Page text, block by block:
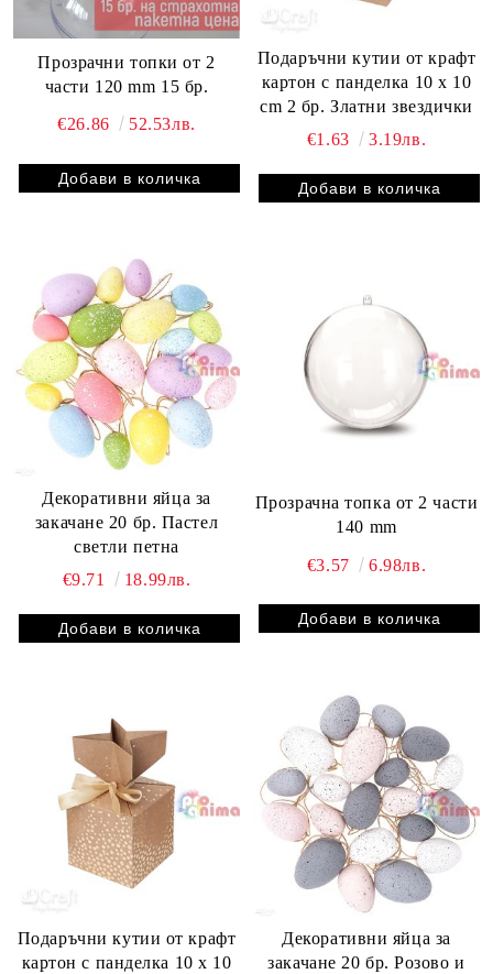
Прозрачни топки от 2
части 120 mm 15 бр.
€26.86 52.53лв.
Подаръчни кутии от крафт
картон с панделка 10 x 10
cm 2 бр. Златни звездички
€1.63
3.19лв.
Декоративни яйца за
закачане 20 бр. Пастел
светли петна
€9.71
18.99лв.
Прозрачна топка от 2 части
140 mm
€3.57 6.98лв.
Подаръчни кутии от крафт
картон с панделка 10 x 10
Декоративни яйца за
закачане 20 бр. Розово и